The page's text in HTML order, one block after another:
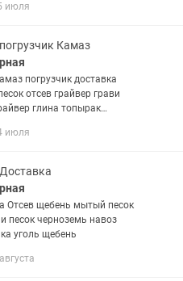
июля
Камаз
погрузчик доставка
отсев грайвер грави
глина топырак
асфальт вывоз мусор
июля
Отсев щебень мытый песок
песок черноземь навоз
уголь щебень